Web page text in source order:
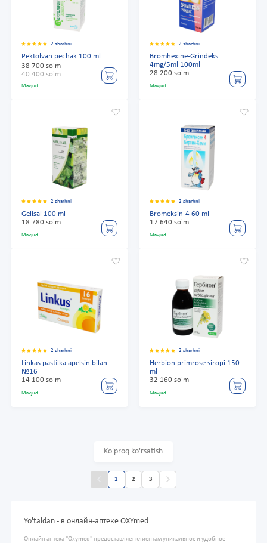
2 sharhni
Pektolvan pechak 100 ml
38 700 so'm
40 400 so'm
Mavjud
2 sharhni
Bromhexine-Grindeks
4mg/5ml 100ml
28 200 so'm
Mavjud
2 sharhni
Gelisal 100 ml
18 780 so'm
Mavjud
2 sharhni
Bromeksin-4 60 ml
17 640 so'm
Mavjud
2 sharhni
Linkas pastilka apelsin bilan
№16
14 100 so'm
Mavjud
2 sharhni
Herbion primrose siropi 150
ml
32 160 so'm
Mavjud
Ko'proq ko'rsatish
1 2 3
Yo'taldan - в онлайн-аптеке OXYmed
Онлайн аптека "Oxymed" предоставляет клиентам уникальное и удобное